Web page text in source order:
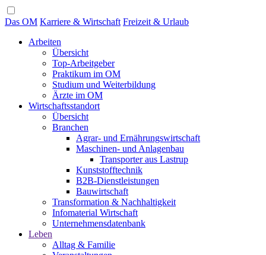
Das OM Karriere & Wirtschaft Freizeit & Urlaub
Arbeiten
Übersicht
Top-Arbeitgeber
Praktikum im OM
Studium und Weiterbildung
Ärzte im OM
Wirtschaftsstandort
Übersicht
Branchen
Agrar- und Ernährungswirtschaft
Maschinen- und Anlagenbau
Transporter aus Lastrup
Kunststofftechnik
B2B-Dienstleistungen
Bauwirtschaft
Transformation & Nachhaltigkeit
Infomaterial Wirtschaft
Unternehmensdatenbank
Leben
Alltag & Familie